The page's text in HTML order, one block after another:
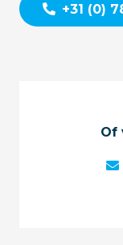
+31 (0)
Of